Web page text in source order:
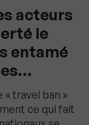
acteurs
le
entamé
« travel ban »
ce qui fait